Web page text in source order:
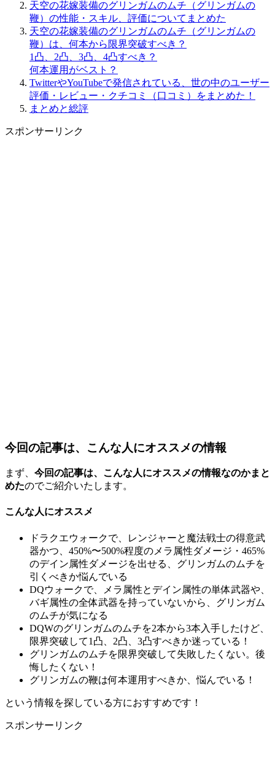
天空の花嫁装備のグリンガムのムチ（グリンガムの
鞭）の性能・スキル、評価についてまとめた
天空の花嫁装備のグリンガムのムチ（グリンガムの
鞭）は、何本から限界突破すべき？
1凸、2凸、3凸、4凸すべき？
何本運用がベスト？
TwitterやYouTubeで発信されている、世の中のユーザー
評価・レビュー・クチコミ（口コミ）をまとめた！
まとめと総評
スポンサーリンク
今回の記事は、こんな人にオススメの情報
まず、 今回の記事は、こんな人にオススメの情報なのかまと
めたのでご紹介いたします。
こんな人にオススメ
ドラクエウォークで、レンジャーと魔法戦士の得意武
器かつ、450%〜500%程度のメラ属性ダメージ・465%
のデイン属性ダメージを出せる、グリンガムのムチを
引くべきか悩んでいる
DQウォークで、メラ属性とデイン属性の単体武器や、
バギ属性の全体武器を持っていないから、グリンガム
のムチが気になる
DQWのグリンガムのムチを2本から3本入手したけど、
限界突破して1凸、2凸、3凸すべきか迷っている！
グリンガムのムチを限界突破して失敗したくない。後
悔したくない！
グリンガムの鞭は何本運用すべきか、悩んでいる！
という情報を探している方におすすめです！
スポンサーリンク